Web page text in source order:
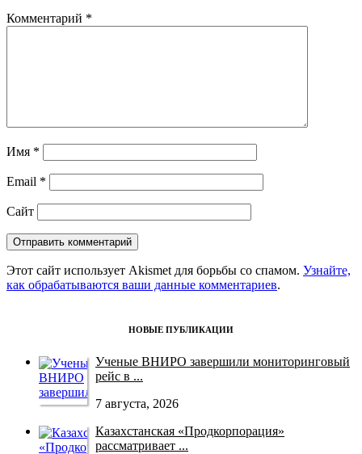
Комментарий *
Имя *
Email *
Сайт
Этот сайт использует Akismet для борьбы со спамом. Узнайте,
как обрабатываются ваши данные комментариев.
НОВЫЕ ПУБЛИКАЦИИ
Ученые ВНИРО завершили мониторинговый
рейс в ...
7 августа, 2026
Казахстанская «Продкорпорация»
рассматривает ...